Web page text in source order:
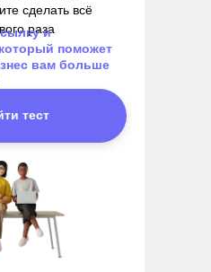
сделать всё
раза
тест
и
поможет
вам больше